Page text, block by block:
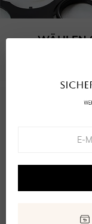
WÄHLEN
Unser kostenloser